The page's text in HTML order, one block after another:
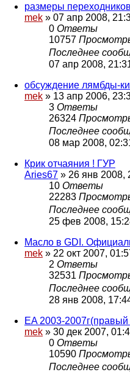
размеры
mek » 07 апр 2008,
0 Ответы
10757
Последнее
07 апр 2008,
обсуждение лямбды-
mek » 13 апр 2006,
3 Ответы
26324
Последнее
08 мар 2008,
Крик отчаяния ! ГУР
Aries67 » 26 янв 2008,
10 Ответы
22283
Последнее
25 фев 2008,
Масло в GDI.
mek » 22 окт 2007,
2 Ответы
32531
Последнее
28 янв 2008,
EA 2003-2007г(правый
mek » 30 дек 2007,
0 Ответы
10590
Последнее